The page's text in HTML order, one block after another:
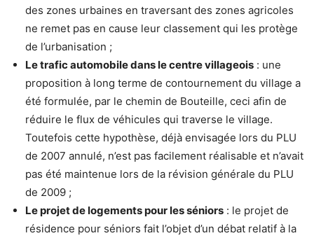
des zones urbaines en traversant des zones agricoles
ne remet pas en cause leur classement qui les protège
de l’urbanisation ;
Le trafic automobile dans le centre villageois : une
proposition à long terme de contournement du village a
été formulée, par le chemin de Bouteille, ceci afin de
réduire le flux de véhicules qui traverse le village.
Toutefois cette hypothèse, déjà envisagée lors du PLU
de 2007 annulé, n’est pas facilement réalisable et n’avait
pas été maintenue lors de la révision générale du PLU
de 2009 ;
Le projet de logements pour les séniors : le projet de
résidence pour séniors fait l’objet d’un débat relatif à la